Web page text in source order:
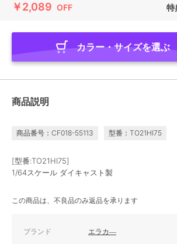
￥2,089 OFF 特
カラー・サイズを選ぶ
商品説明
商品番号：CF018-55113 型番：TO21HI75
[型番:TO21HI75]
1/64スケール ダイキャスト製
この商品は、不良品のみ返品を承ります
ブランド エラカ―